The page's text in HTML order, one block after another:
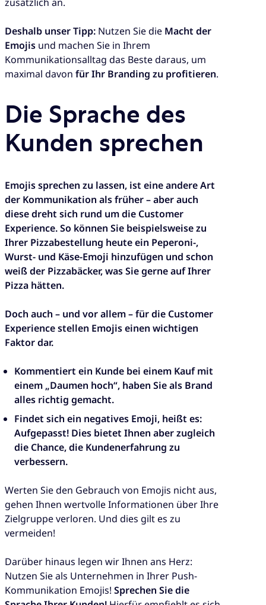
zusätzlich an.
Deshalb unser Tipp: Nutzen Sie die Macht der
Emojis und machen Sie in Ihrem
Kommunikationsalltag das Beste daraus, um
maximal davon für Ihr Branding zu profitieren.
Die Sprache des
Kunden sprechen
Emojis sprechen zu lassen, ist eine andere Art
der Kommunikation als früher – aber auch
diese dreht sich rund um die Customer
Experience. So können Sie beispielsweise zu
Ihrer Pizzabestellung heute ein Peperoni-,
Wurst- und Käse-Emoji hinzufügen und schon
weiß der Pizzabäcker, was Sie gerne auf Ihrer
Pizza hätten.
Doch auch – und vor allem – für die Customer
Experience stellen Emojis einen wichtigen
Faktor dar.
Kommentiert ein Kunde bei einem Kauf mit
einem „Daumen hoch“, haben Sie als Brand
alles richtig gemacht.
Findet sich ein negatives Emoji, heißt es:
Aufgepasst! Dies bietet Ihnen aber zugleich
die Chance, die Kundenerfahrung zu
verbessern.
Werten Sie den Gebrauch von Emojis nicht aus,
gehen Ihnen wertvolle Informationen über Ihre
Zielgruppe verloren. Und dies gilt es zu
vermeiden!
Darüber hinaus legen wir Ihnen ans Herz:
Nutzen Sie als Unternehmen in Ihrer Push-
Kommunikation Emojis! Sprechen Sie die